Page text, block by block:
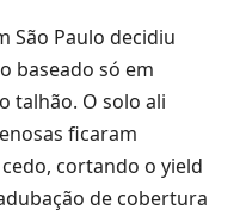
São Paulo decidiu
baseado só em
talhão. O solo ali
ficaram
cortando o yield
de cobertura